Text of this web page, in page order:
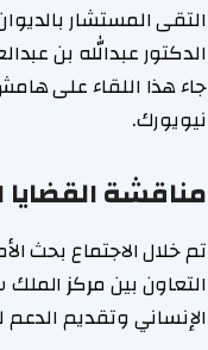
التقى المستشار
الدكتور عبدالله بن
جاء هذا اللقاء على
نيويورك.
مناقشة القضايا
تم خلال الاجتماع بحث
التعاون بين مركز
الإنساني وتقديم